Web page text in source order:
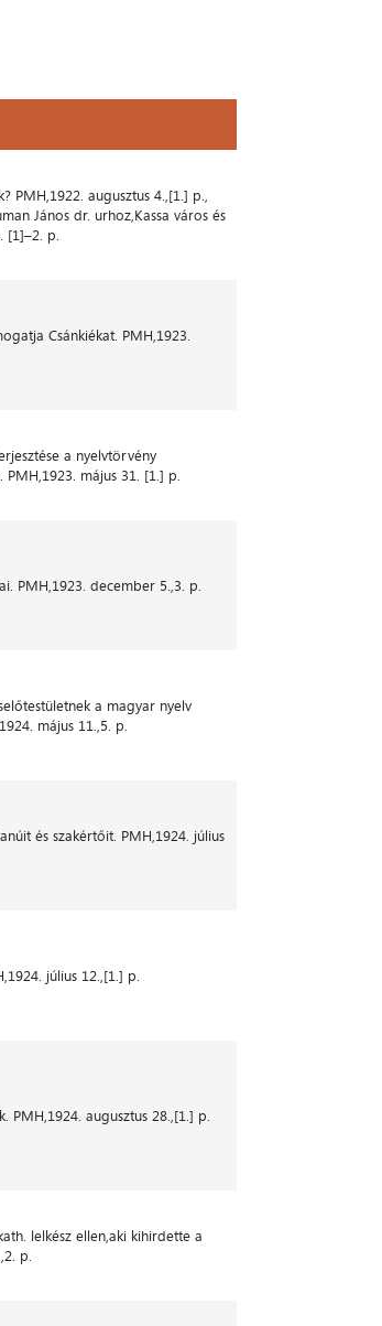
PMH,1922. augusztus 4.,[1.] p.,
János dr. urhoz,Kassa város és
[1]–2. p.
Csánkiékat. PMH,1923.
a nyelvtörvény
május 31. [1.] p.
PMH,1923. december 5.,3. p.
a magyar nyelv
május 11.,5. p.
és szakértőit. PMH,1924. július
július 12.,[1.] p.
PMH,1924. augusztus 28.,[1.] p.
lelkész ellen,aki kihirdette a
p.